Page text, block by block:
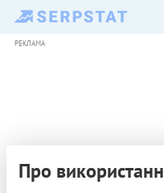
РЕКЛАМА
Про